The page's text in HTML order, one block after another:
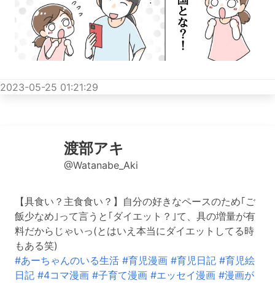
2023-05-25 01:21:29
渡部アキ
@Watanabe_Aki
【具食い？主食食い？】自分の好きなペースのため｢ご
飯少なめ｣って言うと｢ダイエット？｣て、具の増量が有
料だからじゃいっ(とはいえ本当にダイエットしてる時
もある笑)
#あーちゃんのいる生活 #育児漫画 #育児日記 #育児絵
日記 #4コマ漫画 #子育て漫画 #エッセイ漫画 #漫画が